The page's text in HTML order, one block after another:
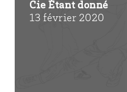
Cie Étant donné
13 février 2020